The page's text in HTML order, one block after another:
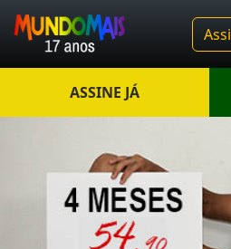
ASSINE JÁ